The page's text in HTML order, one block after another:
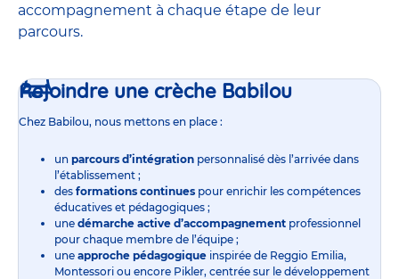
accompagnement à chaque étape de leur
parcours.
Rejoindre une crèche Babilou
Chez Babilou, nous mettons en place :
un parcours d’intégration personnalisé dès l’arrivée dans
l’établissement ;
des formations continues pour enrichir les compétences
éducatives et pédagogiques ;
une démarche active d’accompagnement professionnel
pour chaque membre de l’équipe ;
une approche pédagogique inspirée de Reggio Emilia,
Montessori ou encore Pikler, centrée sur le développement